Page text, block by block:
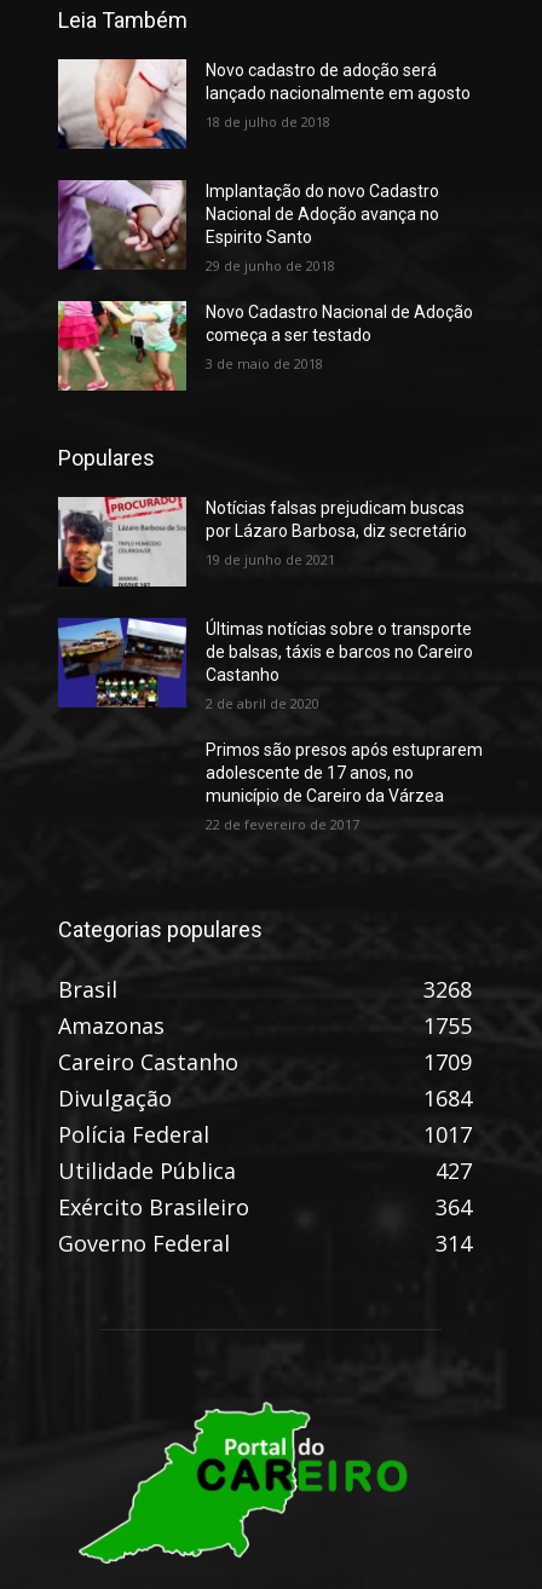
Leia Também
Novo cadastro de adoção será
lançado nacionalmente em agosto
18 de julho de 2018
Implantação do novo Cadastro
Nacional de Adoção avança no
Espirito Santo
29 de junho de 2018
Novo Cadastro Nacional de Adoção
começa a ser testado
3 de maio de 2018
Populares
Notícias falsas prejudicam buscas
por Lázaro Barbosa, diz secretário
19 de junho de 2021
Últimas notícias sobre o transporte
de balsas, táxis e barcos no Careiro
Castanho
2 de abril de 2020
Primos são presos após estuprarem
adolescente de 17 anos, no
município de Careiro da Várzea
22 de fevereiro de 2017
Categorias populares
Brasil
3268
Amazonas
1755
Careiro Castanho
1709
Divulgação
1684
Polícia Federal
1017
Utilidade Pública
427
Exército Brasileiro
364
Governo Federal
314